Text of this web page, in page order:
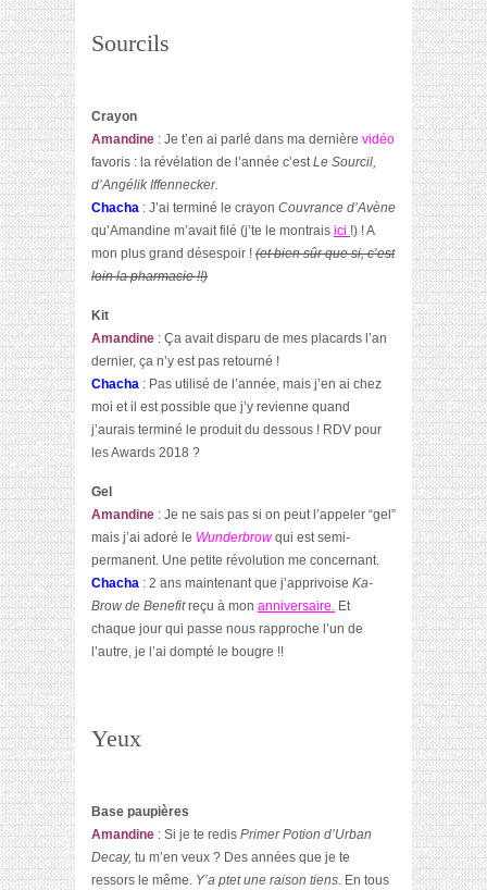
Sourcils
Crayon
Amandine : Je t’en ai parlé dans ma dernière vidéo
favoris : la révélation de l’année c’estLe Sourcil,
d’Angélik Iffennecker.
Chacha : J’ai terminé le crayon Couvrance d’Avène
qu’Amandine m’avait filé (j’te le montrais ici !) ! A
mon plus grand désespoir ! (et bien sûr que si, c’est
loin la pharmacie !!)
Kit
Amandine : Ça avait disparu de mes placards l’an
dernier, ça n’y est pas retourné !
Chacha : Pas utilisé de l’année, mais j’en ai chez
moi et il est possible que j’y revienne quand
j’aurais terminé le produit du dessous ! RDV pour
les Awards 2018 ?
Gel
Amandine : Je ne sais pas si on peut l’appeler “gel”
mais j’ai adoré le Wunderbrow qui est semi-
permanent. Une petite révolution me concernant.
Chacha : 2 ans maintenant que j’apprivoise Ka-
Brow de Benefitreçu à mon anniversaire. Et
chaque jour qui passe nous rapproche l’un de
l’autre, je l’ai dompté le bougre !!
Yeux
Base paupières
Amandine : Si je te redis Primer Potion d’Urban
Decay, tu m’en veux ? Des années que je te
ressors le même. Y’a ptet une raison tiens. En tous